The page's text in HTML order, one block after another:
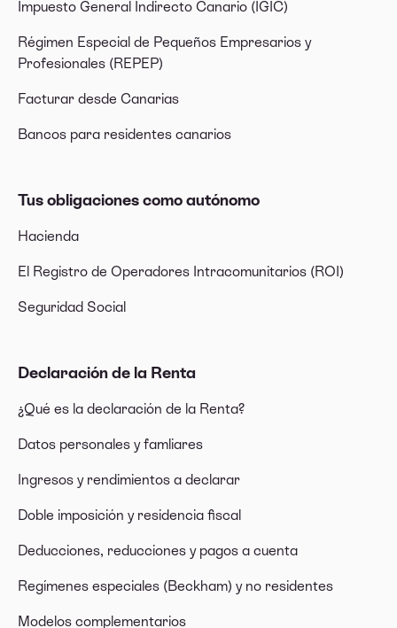
Impuesto General Indirecto Canario (IGIC)
Régimen Especial de Pequeños Empresarios y
Profesionales (REPEP)
Facturar desde Canarias
Bancos para residentes canarios
Tus obligaciones como autónomo
Hacienda
El Registro de Operadores Intracomunitarios (ROI)
Seguridad Social
Declaración de la Renta
¿Qué es la declaración de la Renta?
Datos personales y famliares
Ingresos y rendimientos a declarar
Doble imposición y residencia fiscal
Deducciones, reducciones y pagos a cuenta
Regímenes especiales (Beckham) y no residentes
Modelos complementarios